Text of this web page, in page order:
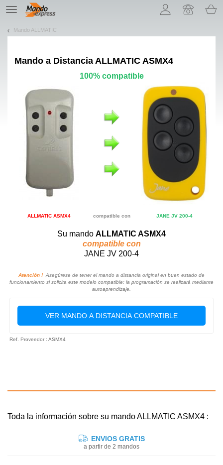
TE
navigation
Mando ALLMATIC
Mando a Distancia ALLMATIC ASMX4
100% compatible
ALLMATIC ASMX4 compatible con JANE JV 200-4
Su mando ALLMATIC ASMX4
compatible con
JANE JV 200-4
Atención ! Asegúrese de tener el mando a distancia original en buen estado de
funcionamiento si solicita este modelo compatible: la programación se realizará mediante
autoaprendizaje.
VER MANDO A DISTANCIA COMPATIBLE
Ref. Proveedor : ASMX4
Toda la información sobre su mando ALLMATIC ASMX4 :
ENVIOS GRATIS
a partir de 2 mandos
¡Permítenos presentarte nuestras cookies!